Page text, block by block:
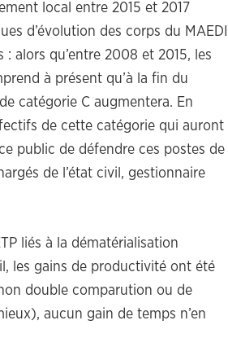
local entre 2015 et 2017
d’évolution des corps du MAEDI
alors qu’entre 2008 et 2015, les
à présent qu’à la fin du
catégorie C augmentera. En
de cette catégorie qui auront
public de défendre ces postes de
de l’état civil, gestionnaire
liés à la dématérialisation
les gains de productivité ont été
double comparution ou de
aucun gain de temps n’en